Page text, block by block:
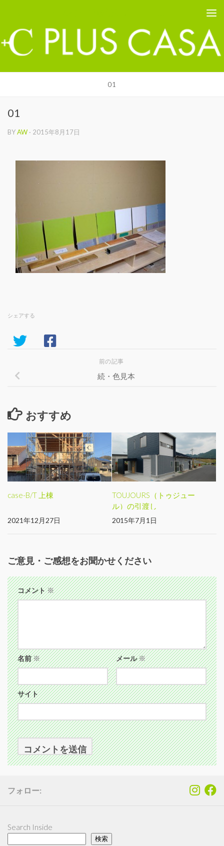
01
01
BYAW · 2015年8月17日
シェアする
前の記事
続・色見本
おすすめ
case-B/T 上棟
2021年12月27日
TOUJOURS（トゥジュー
ル）の引渡し
2015年7月1日
ご意見・ご感想をお聞かせください
コメント※
名前※ メール※
サイト
フォロー:
Search Inside
検索